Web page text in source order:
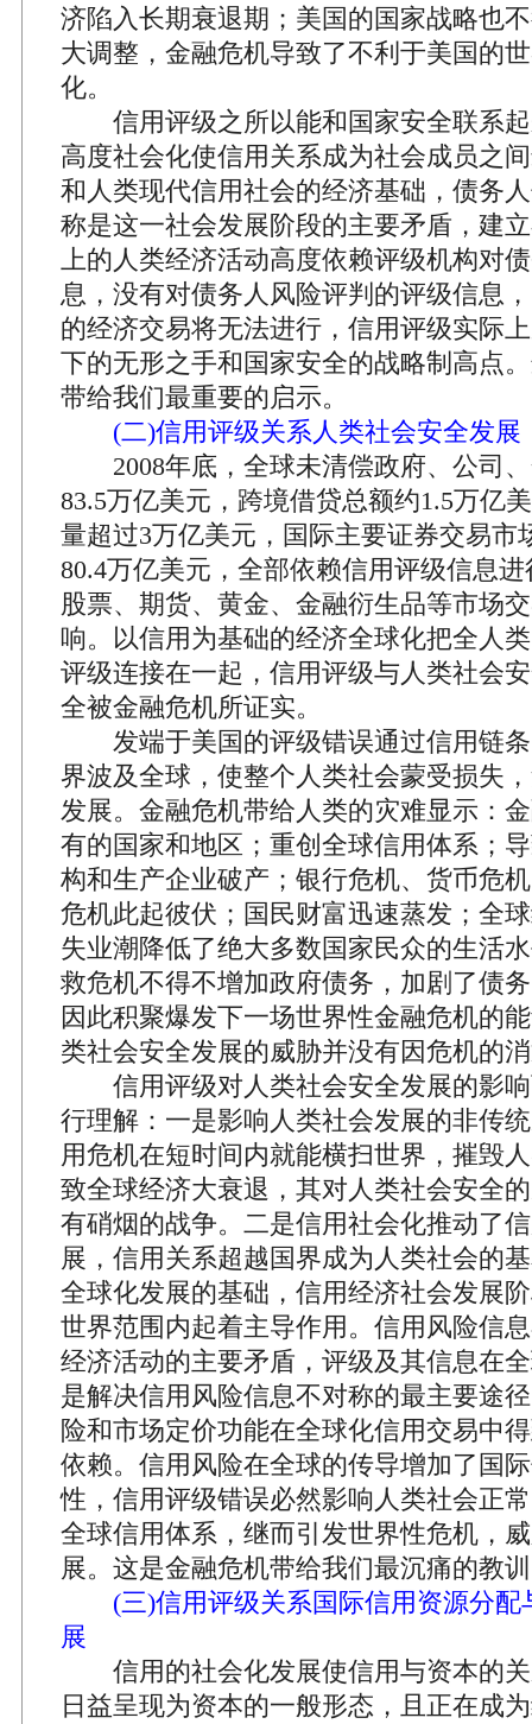
济陷入长期衰退期；美国的国家战略也
大调整，金融危机导致了不利于美国的
化。
信用评级之所以能和国家安全联系起
高度社会化使信用关系成为社会成员之
和人类现代信用社会的经济基础，债务
称是这一社会发展阶段的主要矛盾，建
上的人类经济活动高度依赖评级机构对
息，没有对债务人风险评判的评级信息
的经济交易将无法进行，信用评级实际
下的无形之手和国家安全的战略制高点
带给我们最重要的启示。
(二)信用评级关系人类社会安全发展
2008年底，全球未清偿政府、公司、
83.5万亿美元，跨境借贷总额约1.5万亿
量超过3万亿美元，国际主要证券交易市
80.4万亿美元，全部依赖信用评级信息
股票、期货、黄金、金融衍生品等市场
响。以信用为基础的经济全球化把全人
评级连接在一起，信用评级与人类社会
全被金融危机所证实。
发端于美国的评级错误通过信用链条
界波及全球，使整个人类社会蒙受损失
发展。金融危机带给人类的灾难显示：
有的国家和地区；重创全球信用体系；
构和生产企业破产；银行危机、货币危
危机此起彼伏；国民财富迅速蒸发；全
失业潮降低了绝大多数国家民众的生活
救危机不得不增加政府债务，加剧了债
因此积聚爆发下一场世界性金融危机的
类社会安全发展的威胁并没有因危机的
信用评级对人类社会安全发展的影响
行理解：一是影响人类社会发展的非传
用危机在短时间内就能横扫世界，摧毁
致全球经济大衰退，其对人类社会安全
有硝烟的战争。二是信用社会化推动了
展，信用关系超越国界成为人类社会的
全球化发展的基础，信用经济社会发展
世界范围内起着主导作用。信用风险信
经济活动的主要矛盾，评级及其信息在
是解决信用风险信息不对称的最主要途
险和市场定价功能在全球化信用交易中
依赖。信用风险在全球的传导增加了国
性，信用评级错误必然影响人类社会正
全球信用体系，继而引发世界性危机，
展。这是金融危机带给我们最沉痛的教
(三)信用评级关系国际信用资源分配
展
信用的社会化发展使信用与资本的关
日益呈现为资本的一般形态，且正在成